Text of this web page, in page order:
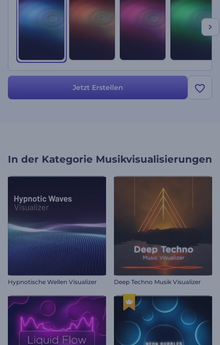
Jetzt Erstellen
In der Kategorie Musikvisualisierungen
Hypnotische Wellen Visualizer Deep Techno Musik Visualizer